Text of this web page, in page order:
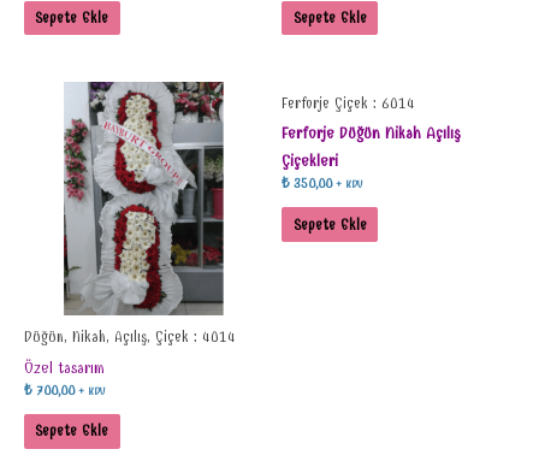
Sepete Ekle Sepete Ekle
Düğün, Nikah, Açılış, Çiçek : 4014
Özel tasarım
₺700,00 + KDV
Sepete Ekle
Ferforje Çiçek : 6014
Ferforje Düğün Nikah Açılış
Çiçekleri
₺ 350,00 + KDV
Sepete Ekle